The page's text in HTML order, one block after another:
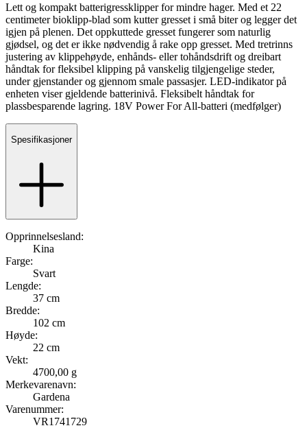
Lett og kompakt batterigressklipper for mindre hager. Med et 22
centimeter bioklipp-blad som kutter gresset i små biter og legger det
igjen på plenen. Det oppkuttede gresset fungerer som naturlig
gjødsel, og det er ikke nødvendig å rake opp gresset. Med tretrinns
justering av klippehøyde, enhånds- eller tohåndsdrift og dreibart
håndtak for fleksibel klipping på vanskelig tilgjengelige steder,
under gjenstander og gjennom smale passasjer. LED-indikator på
enheten viser gjeldende batterinivå. Fleksibelt håndtak for
plassbesparende lagring. 18V Power For All-batteri (medfølger)
Spesifikasjoner
Opprinnelsesland:
Kina
Farge:
Svart
Lengde:
37 cm
Bredde:
102 cm
Høyde:
22 cm
Vekt:
4700,00 g
Merkevarenavn:
Gardena
Varenummer:
VR1741729